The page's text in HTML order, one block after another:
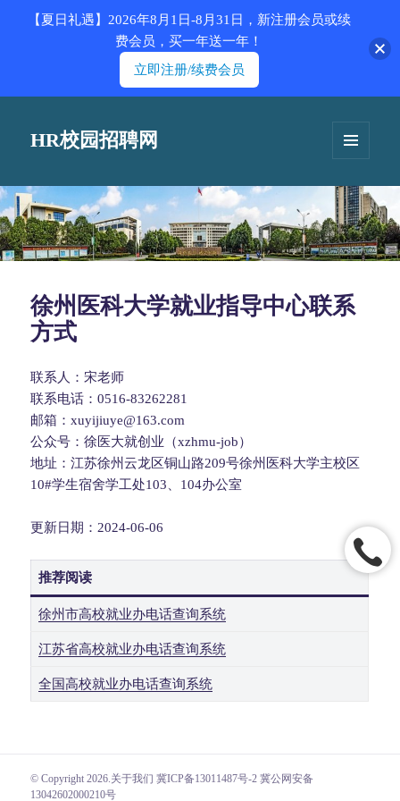
HR校园招聘网
徐州医科大学就业指导中心联系
方式
联系人：宋老师
联系电话：0516-83262281
邮箱：xuyijiuye@163.com
公众号：徐医大就创业（xzhmu-job）
地址：江苏徐州云龙区铜山路209号徐州医科大学主校区
10#学生宿舍学工处103、104办公室
更新日期：2024-06-06
推荐阅读
徐州市高校就业办电话查询系统
江苏省高校就业办电话查询系统
全国高校就业办电话查询系统
© Copyright 2026. 关于我们 冀ICP备13011487号-2 冀公网安备
13042602000210号
【夏日礼遇】2026年8月1日-8月31日，新注册会员或续
费会员，买一年送一年！
立即注册/续费会员